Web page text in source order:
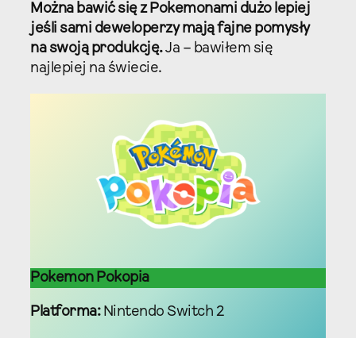
Można bawić się z Pokemonami dużo lepiej
jeśli sami deweloperzy mają fajne pomysły
na swoją produkcję.Ja – bawiłem się
najlepiej na świecie.
Pokemon Pokopia
Platforma:Nintendo Switch 2